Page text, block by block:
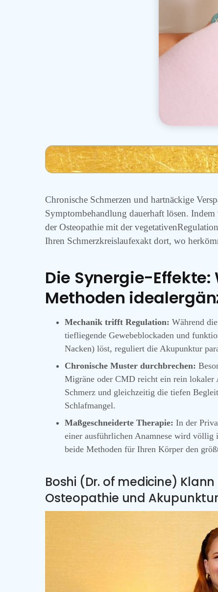
Chronische Schmerzen und hartnäckige
Symptombehandlung dauerhaft lösen.
der Osteopathie mit der
Ihren Schmerzkreislaufexakt dort, wo
Die Synergie-
Methoden
Mechanik trifft Regulation: Während
tiefliegende Gewebeblockaden und
Nacken) löst, reguliert die Akupunktur
Chronische Muster durchbrechen:
Migräne oder CMD reicht ein rein lokaler
Schmerz und gleichzeitig die tiefen
Schlafmangel.
Maßgeschneiderte Therapie: In der
einer ausführlichen Anamnese wird
beide Methoden für Ihren Körper den
Boshi (Dr. of medicine)
Osteopathie und Akupunktur